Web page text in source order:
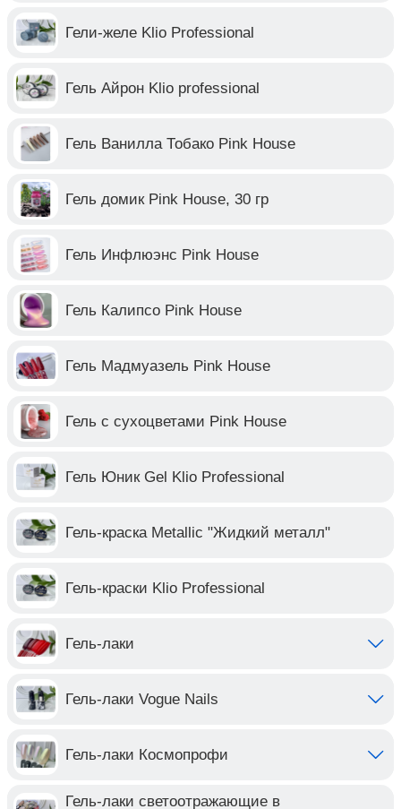
Гели-желе Klio Professional
Гель Айрон Klio professional
Гель Ванилла Тобако Pink House
Гель домик Pink House, 30 гр
Гель Инфлюэнс Pink House
Гель Калипсо Pink House
Гель Мадмуазель Pink House
Гель с сухоцветами Pink House
Гель Юник Gel Klio Professional
Гель-краска Metallic "Жидкий металл"
Гель-краски Klio Professional
Гель-лаки
Гель-лаки Vogue Nails
Гель-лаки Космопрофи
Гель-лаки светоотражающие в